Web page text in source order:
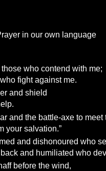
in our own language
those who contend with me;
fight against me.
and shield
and the battle-axe to
your salvation.”
and dishonoured who
and humiliated who
before the wind,